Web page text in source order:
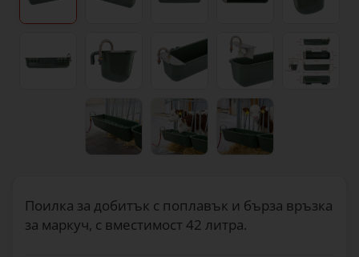
Поилка за добитък с поплавък и бърза връзка
за маркуч, с вместимост 42 литра.